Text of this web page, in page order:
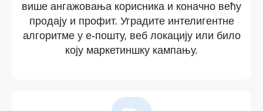
више ангажовања корисника и коначно већу
продају и профит. Уградите интелигентне
алгоритме у е-пошту, веб локацију или било
коју маркетиншку кампању.